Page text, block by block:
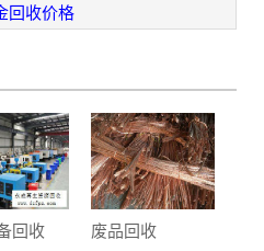
回收价格
回收 废品回收